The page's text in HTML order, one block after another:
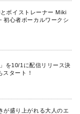
ボイストレーナー Miki
初心者ボーカルワークシ
を10/1に配信リリース決
タート！
が盛り上がれる大人のエ